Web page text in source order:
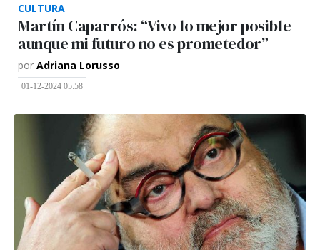
CULTURA
Martín Caparrós: “Vivo lo mejor posible
aunque mi futuro no es prometedor”
por Adriana Lorusso
01-12-2024 05:58